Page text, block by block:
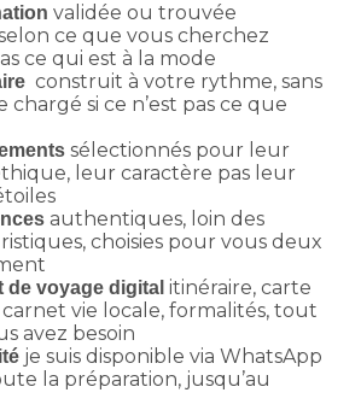
validée ou trouvée
ce que vous cherchez
ce qui est à la mode
construit à votre rythme, sans
chargé si ce n’est pas ce que
sélectionnés pour leur
leur caractère pas leur
authentiques, loin des
choisies pour vous deux
de voyage digital itinéraire, carte
vie locale, formalités, tout
avez besoin
je suis disponible via WhatsApp
la préparation, jusqu’au